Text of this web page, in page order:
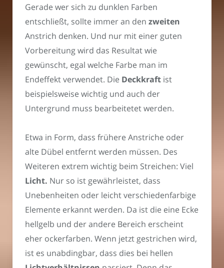
Gerade wer sich zu dunklen Farben
entschließt, sollte immer an den zweiten
Anstrich denken. Und nur mit einer guten
Vorbereitung wird das Resultat wie
gewünscht, egal welche Farbe man im
Endeffekt verwendet. Die Deckkraft ist
beispielsweise wichtig und auch der
Untergrund muss bearbeitetet werden.
Etwa in Form, dass frühere Anstriche oder
alte Dübel entfernt werden müssen. Des
Weiteren extrem wichtig beim Streichen: Viel
Licht. Nur so ist gewährleistet, dass
Unebenheiten oder leicht verschiedenfarbige
Elemente erkannt werden. Da ist die eine Ecke
hellgelb und der andere Bereich erscheint
eher ockerfarben. Wenn jetzt gestrichen wird,
ist es unabdingbar, dass dies bei hellen